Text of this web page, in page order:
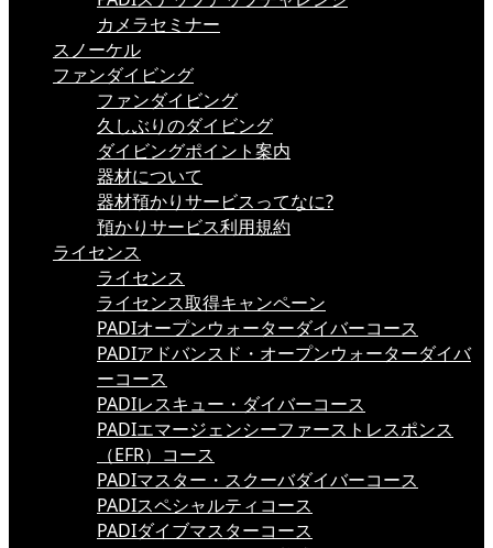
カメラセミナー
スノーケル
ファンダイビング
ファンダイビング
久しぶりのダイビング
ダイビングポイント案内
器材について
器材預かりサービスってなに?
預かりサービス利用規約
ライセンス
ライセンス
ライセンス取得キャンペーン
PADIオープンウォーターダイバーコース
PADIアドバンスド・オープンウォーターダイバ
ーコース
PADIレスキュー・ダイバーコース
PADIエマージェンシーファーストレスポンス
（EFR）コース
PADIマスター・スクーバダイバーコース
PADIスペシャルティコース
PADIダイブマスターコース